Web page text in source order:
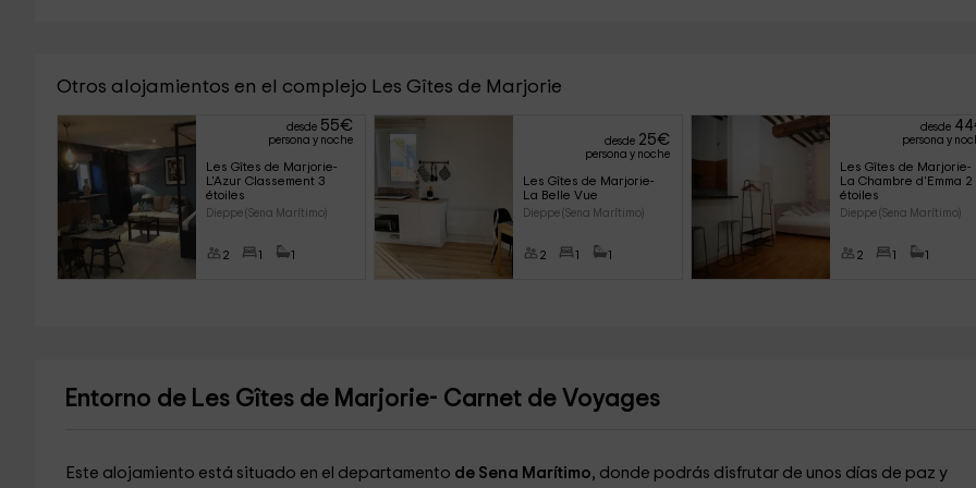
Otros alojamientos en el complejo Les Gîtes de Marjorie
desde 55€
persona y noche
Les Gîtes de Marjorie-
L'Azur Classement 3
étoiles
Dieppe (Sena Marítimo)
2 1 1
desde 25€
persona y noche
Les Gîtes de Marjorie-
La Belle Vue
Dieppe (Sena Marítimo)
2 1 1
desde 44
persona y
Les Gîtes de Marjorie-
La Chambre d'Emma 2
étoiles
Dieppe (Sena Marítimo)
2 1 1
Entorno de Les Gîtes de Marjorie- Carnet de Voyages
Este alojamiento está situado en el departamento de Sena Marítimo, donde podrás disfrutar de unos días de paz y